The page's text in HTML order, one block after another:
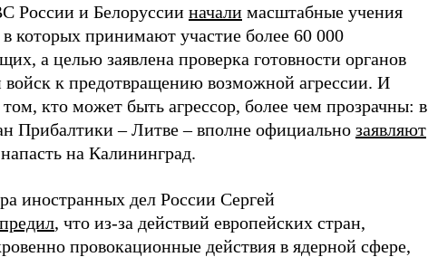
России и Белоруссии начали масштабные учения
которых принимают участие более 60 000
а целью заявлена проверка готовности органов
войск к предотвращению возможной агрессии. И
том, кто может быть агрессор, более чем прозрачны: в
Прибалтики – Литве – вполне официально заявляют
на Калининград.
иностранных дел России Сергей
, что из-за действий европейских стран,
провокационные действия в ядерной сфере,